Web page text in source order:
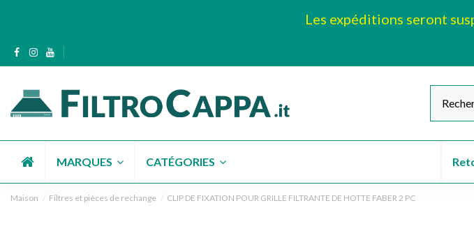
Les expéditions seront
MARQUES CATÉGORIES
Maison Filtres et pièces de rechange CLIP DE FIXATION POUR GRILLE FILTRANTE DE HOTTE FABER 2 PC